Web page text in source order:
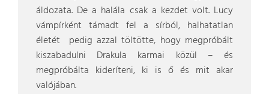
áldozata. De a halála csak a kezdet volt. Lucy
vámpírként támadt fel a sírból, halhatatlan
életét pedig azzal töltötte, hogy megpróbált
kiszabadulni Drakula karmai közül – és
megpróbálta kideríteni, ki is ő és mit akar
valójában.